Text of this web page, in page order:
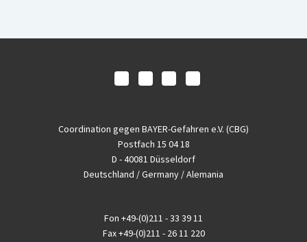
Coordination gegen BAYER-Gefahren e.V. (CBG)
Postfach 15 04 18
D - 40081 Düsseldorf
Deutschland / Germany / Alemania
Fon +49-(0)211 - 33 39 11
Fax+49-(0)211 - 26 11 220